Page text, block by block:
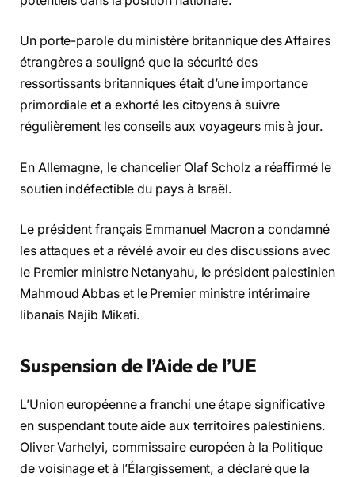
Un porte-parole du ministère britannique des Affaires
étrangères a souligné que la sécurité des
ressortissants britanniques était d’une importance
primordiale et a exhorté les citoyens à suivre
régulièrement les conseils aux voyageurs mis à jour.
En Allemagne, le chancelier Olaf Scholz a réaffirmé le
soutien indéfectible du pays à Israël.
Le président français Emmanuel Macron a condamné
les attaques et a révélé avoir eu des discussions avec
le Premier ministre Netanyahu, le président palestinien
Mahmoud Abbas et le Premier ministre intérimaire
libanais Najib Mikati.
Suspension de l’Aide de l’UE
L’Union européenne a franchi une étape significative
en suspendant toute aide aux territoires palestiniens.
Oliver Varhelyi, commissaire européen à la Politique
de voisinage et à l’Élargissement, a déclaré que la